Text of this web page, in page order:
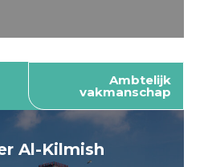
Ambtelijk
vakmanschap
Al-Kilmish